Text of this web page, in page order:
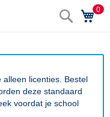
Zoek0
licenties. Bestel
deze standaard
voordat je school